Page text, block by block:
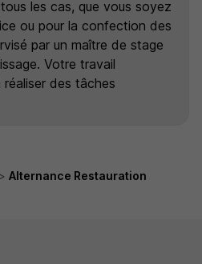
les cas, que vous soyez
ou pour la confection des
par un maître de stage
Votre travail
des tâches
Alternance Restauration